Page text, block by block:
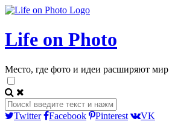
Life on Photo
Место, где фото и идеи расширяют мир
Twitter Facebook Pinterest
VK